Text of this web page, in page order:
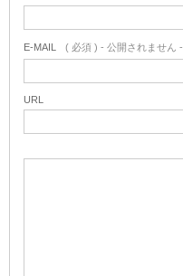
E-MAIL ( 必須 ) - 公開されません -
URL